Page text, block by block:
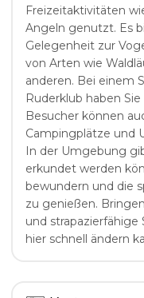
Freizeitaktivitäten
Angeln genutzt. Es
Gelegenheit zur
von Arten wie
anderen. Bei einem
Ruderklub haben
Besucher können
Campingplätze und
In der Umgebung
erkundet werden
bewundern und die
zu genießen.
und strapazierfähige
hier schnell ändern